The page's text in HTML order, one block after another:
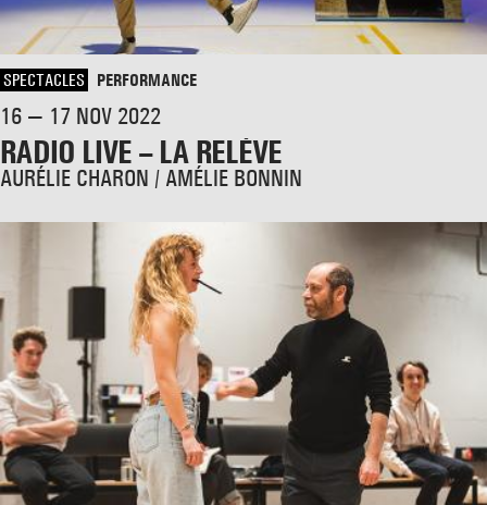
SPECTACLES PERFORMANCE
16 — 17 NOV 2022
RADIO LIVE – LA RELÈVE
AURÉLIE CHARON / AMÉLIE BONNIN